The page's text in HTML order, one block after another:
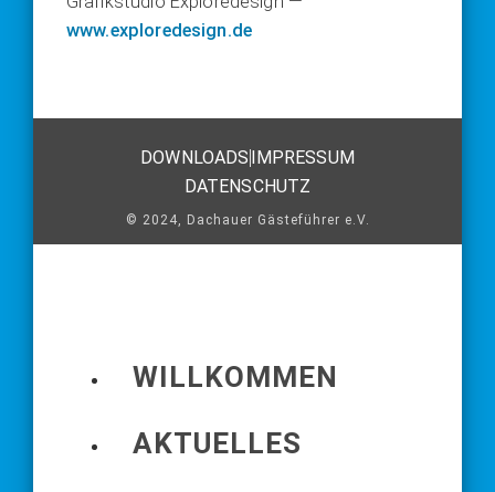
www.exploredesign.de
DOWNLOADS IMPRESSUM
DATENSCHUTZ
© 2024, Dachauer Gästeführer e.V.
WILLKOMMEN
AKTUELLES